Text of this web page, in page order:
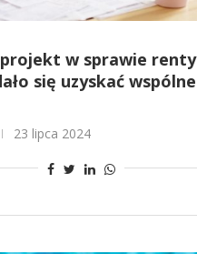
projekt w sprawie renty
się uzyskać wspólne
23 lipca 2024